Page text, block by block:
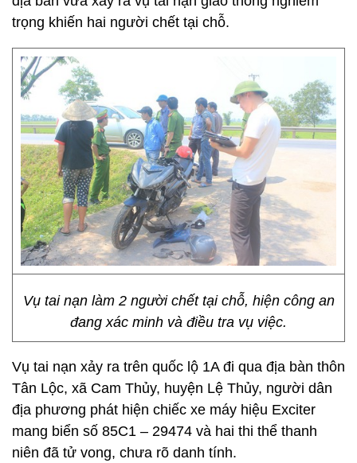
trọng khiến hai người chết tại chỗ.
Vụ tai nạn làm 2 người chết tại chỗ, hiện công an
đang xác minh và điều tra vụ việc.
Vụ tai nạn xảy ra trên quốc lộ 1A đi qua địa bàn thôn
Tân Lộc, xã Cam Thủy, huyện Lệ Thủy, người dân
địa phương phát hiện chiếc xe máy hiệu Exciter
mang biển số 85C1 – 29474 và hai thi thể thanh
niên đã tử vong, chưa rõ danh tính.